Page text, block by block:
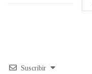
Suscribir